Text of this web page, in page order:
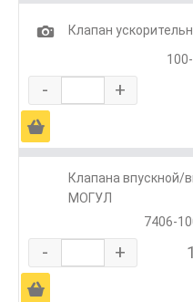
1
Клапан
- +
Ä
Клапана
МОГУЛ
7406-
- +
Ä